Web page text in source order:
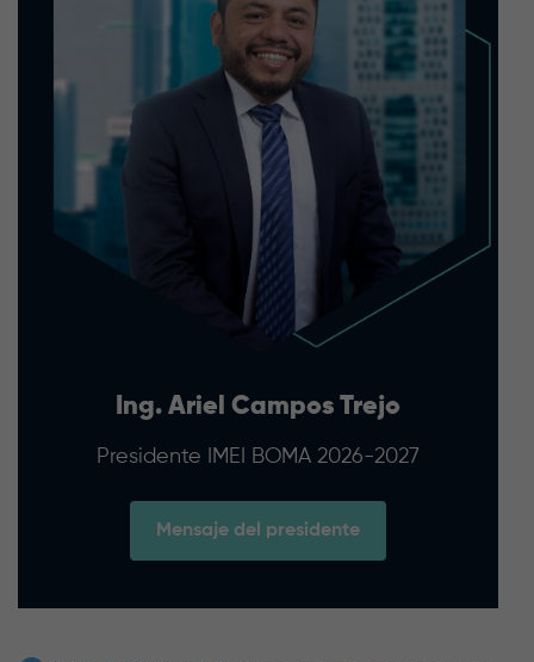
Ing. Ariel Campos Trejo
Presidente IMEI BOMA 2026-2027
Mensaje del presidente